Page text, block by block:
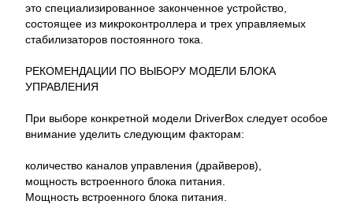
это специализированное законченное устройство,
состоящее из микроконтроллера и трех управляемых
стабилизаторов постоянного тока.
РЕКОМЕНДАЦИИ ПО ВЫБОРУ МОДЕЛИ БЛОКА
УПРАВЛЕНИЯ
При выборе конкретной модели DriverBox следует особое
внимание уделить следующим факторам:
количество каналов управления (драйверов),
мощность встроенного блока питания.
Мощность встроенного блока питания.